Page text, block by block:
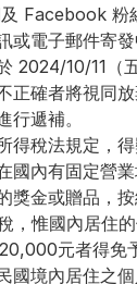
Facebook 粉
或電子郵件寄
2024/10/11（
正確者將視同
行遞補。
得稅法規定，
國內有固定營
獎金或贈品，
，惟國內居住
元者得免
國境內居住之